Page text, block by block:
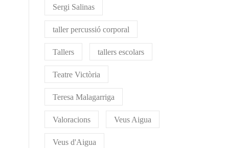
Sergi Salinas
taller percussió corporal
Tallers tallers escolars
Teatre Victòria
Teresa Malagarriga
Valoracions Veus Aigua
Veus d'Aigua